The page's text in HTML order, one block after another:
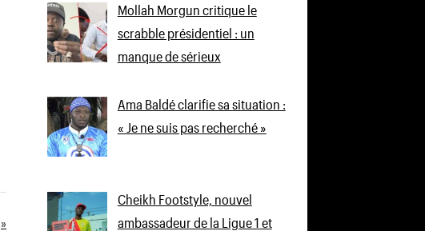
Mollah Morgun critique le
scrabble présidentiel : un
manque de sérieux
Ama Baldé clarifie sa situation :
« Je ne suis pas recherché »
Cheikh Footstyle, nouvel
ambassadeur de la Ligue 1 et